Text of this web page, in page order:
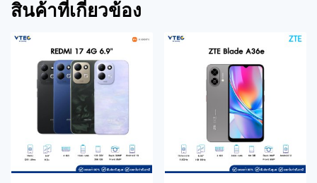
สินค้าที่เกี่ยวข้อง